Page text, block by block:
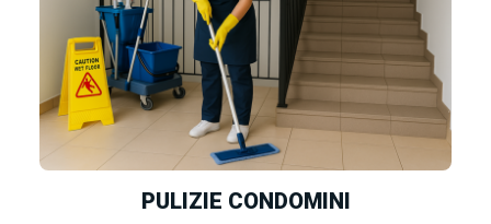
PULIZIE CONDOMINI